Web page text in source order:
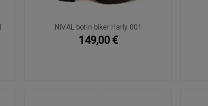
NIVAL botin biker Harly 001
149,00 €